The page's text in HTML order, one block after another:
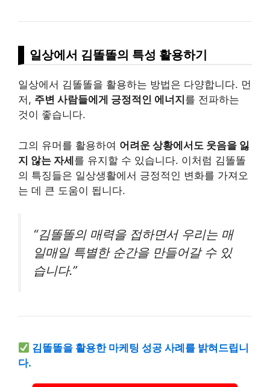
일상에서 김똘똘의 특성 활용하기
일상에서 김똘똘을 활용하는 방법은 다양합니다. 먼
저, 주변 사람들에게 긍정적인 에너지 를 전파하는
것이 좋습니다.
그의 유머를 활용하여 어려운 상황에서도 웃음을 잃
지 않는 자세를 유지할 수 있습니다. 이처럼 김똘똘
의 특징들은 일상생활에서 긍정적인 변화를 가져오
는 데 큰 도움이 됩니다.
“김똘똘의 매력을 접하면서 우리는 매
일매일 특별한 순간을 만들어갈 수 있
습니다.”
김똘똘을 활용한 마케팅 성공 사례를 밝혀드립니
다.